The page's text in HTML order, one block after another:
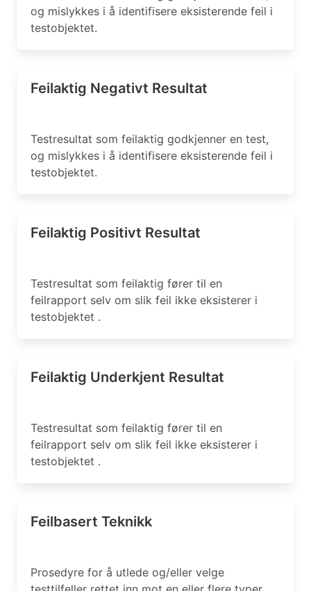
og mislykkes i å identifisere eksisterende feil i
testobjektet.
Feilaktig Negativt Resultat
Testresultat som feilaktig godkjenner en test,
og mislykkes i å identifisere eksisterende feil i
testobjektet.
Feilaktig Positivt Resultat
Testresultat som feilaktig fører til en
feilrapport selv om slik feil ikke eksisterer i
testobjektet .
Feilaktig Underkjent Resultat
Testresultat som feilaktig fører til en
feilrapport selv om slik feil ikke eksisterer i
testobjektet .
Feilbasert Teknikk
Prosedyre for å utlede og/eller velge